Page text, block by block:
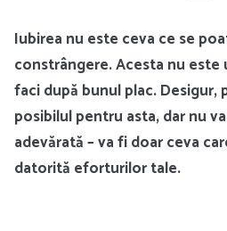
Iubirea nu este ceva ce se
constrângere. Acesta nu este
faci după bunul plac.
posibilul pentru asta, dar nu
adevărată – va fi doar ceva
datorită eforturilor tale.